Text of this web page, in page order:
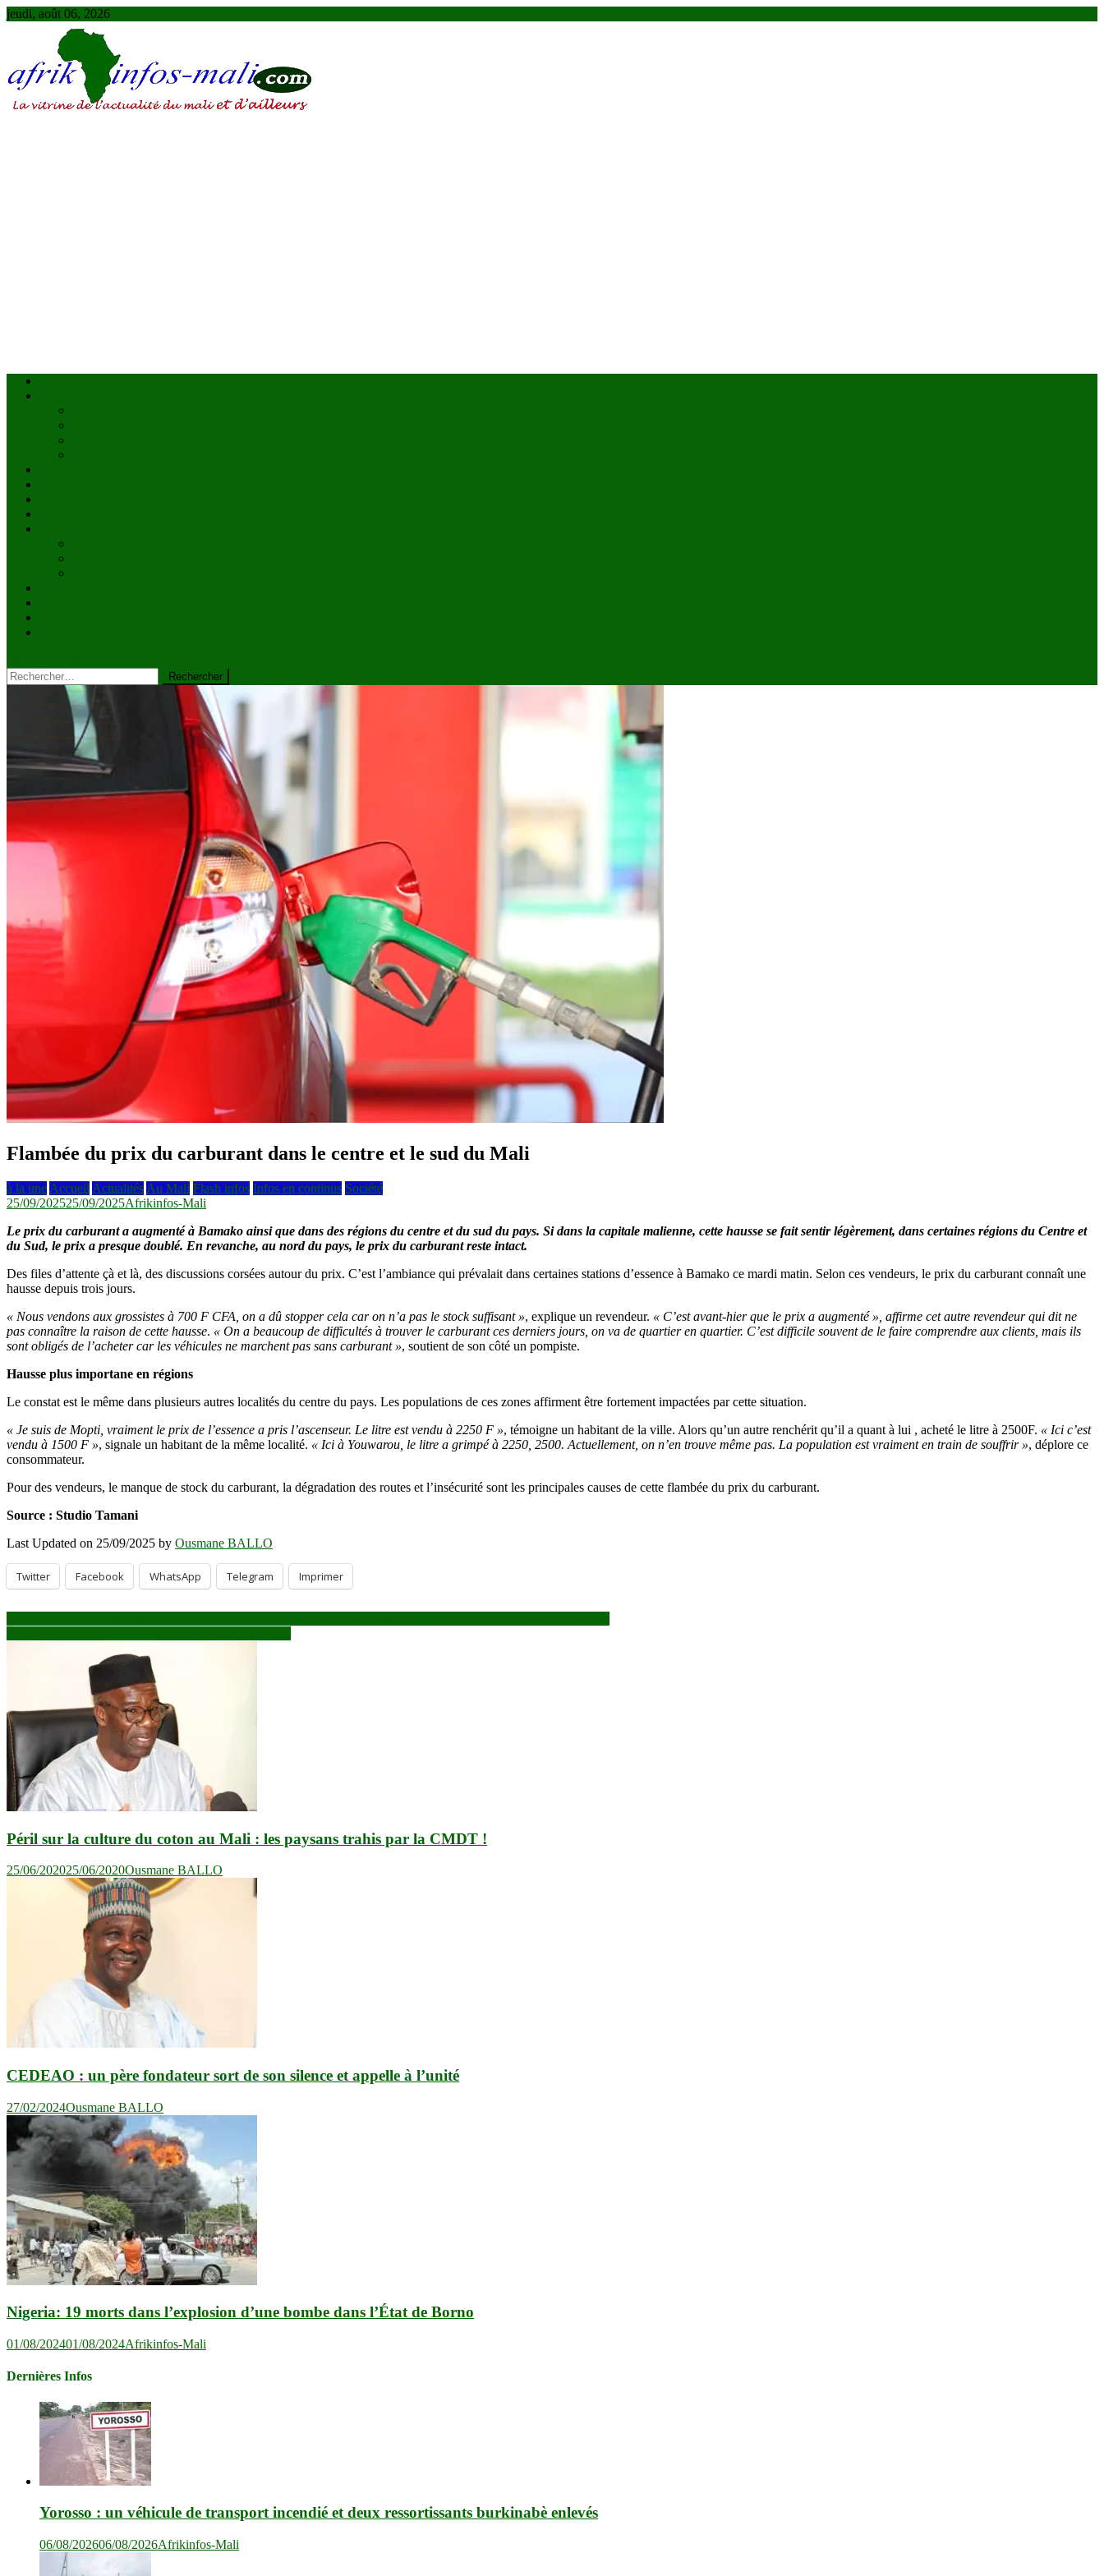
Skip
jeudi, août 06, 2026
Rechercher :
Flambée du prix du carburant dans le centre et le sud du Mali
à la une Accueil Actualités Au Mali Flash infos Infos en continus Société
25/09/202525/09/2025Afrikinfos-Mali
Le prix du carburant a augmenté à Bamako ainsi que dans des régions du centre et du sud du pays. Si dans la capitale malienne, cette hausse se fait sentir légèrement, dans certaines régions du Centre et
du Sud, le prix a presque doublé. En revanche, au nord du pays, le prix du carburant reste intact.
Des files d’attente çà et là, des discussions corsées autour du prix. C’est l’ambiance qui prévalait dans certaines stations d’essence à Bamako ce mardi matin. Selon ces vendeurs, le prix du carburant connaît une
hausse depuis trois jours.
« Nous vendons aux grossistes à 700 F CFA, on a dû stopper cela car on n’a pas le stock suffisant », explique un revendeur. « C’est avant-hier que le prix a augmenté », affirme cet autre revendeur qui dit ne
pas connaître la raison de cette hausse. « On a beaucoup de difficultés à trouver le carburant ces derniers jours, on va de quartier en quartier. C’est difficile souvent de le faire comprendre aux clients, mais ils
sont obligés de l’acheter car les véhicules ne marchent pas sans carburant », soutient de son côté un pompiste.
Hausse plus importane en régions
Le constat est le même dans plusieurs autres localités du centre du pays. Les populations de ces zones affirment être fortement impactées par cette situation.
« Je suis de Mopti, vraiment le prix de l’essence a pris l’ascenseur. Le litre est vendu à 2250 F », témoigne un habitant de la ville. Alors qu’un autre renchérit qu’il a quant à lui , acheté le litre à 2500F. « Ici c’est
vendu à 1500 F », signale un habitant de la même localité. « Ici à Youwarou, le litre a grimpé à 2250, 2500. Actuellement, on n’en trouve même pas. La population est vraiment en train de souffrir », déplore ce
consommateur.
Pour des vendeurs, le manque de stock du carburant, la dégradation des routes et l’insécurité sont les principales causes de cette flambée du prix du carburant.
Source : Studio Tamani
Last Updated on 25/09/2025 by Ousmane BALLO
Twitter Facebook WhatsApp Telegram Imprimer
Navigation
de
Péril sur la culture du coton au Mali : les paysans trahis par la CMDT !
25/06/202025/06/2020Ousmane BALLO
CEDEAO : un père fondateur sort de son silence et appelle à l’unité
27/02/2024Ousmane BALLO
Nigeria: 19 morts dans l’explosion d’une bombe dans l’État de Borno
01/08/202401/08/2024Afrikinfos-Mali
Dernières Infos
Yorosso : un véhicule de transport incendié et deux ressortissants burkinabè enlevés
06/08/202606/08/2026Afrikinfos-Mali